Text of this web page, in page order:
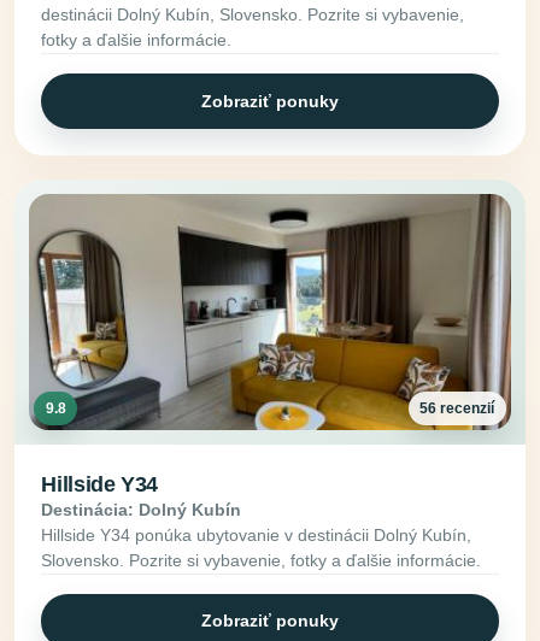
destinácii Dolný Kubín, Slovensko. Pozrite si vybavenie,
fotky a ďalšie informácie.
Zobraziť ponuky
9.8 56 recenzií
Hillside Y34
Destinácia: Dolný Kubín
Hillside Y34 ponúka ubytovanie v destinácii Dolný Kubín,
Slovensko. Pozrite si vybavenie, fotky a ďalšie informácie.
Zobraziť ponuky